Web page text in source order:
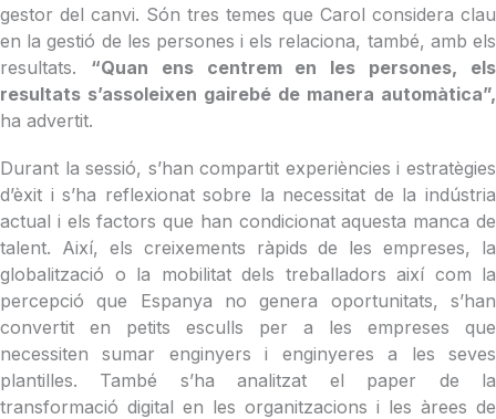
gestor del canvi. Són tres temes que Carol considera clau
en la gestió de les persones i els relaciona, també, amb els
resultats. “Quan ens centrem en les persones, els
resultats s’assoleixen gairebé de manera automàtica”,
ha advertit.
Durant la sessió, s’han compartit experiències i estratègies
d’èxit i s’ha reflexionat sobre la necessitat de la indústria
actual i els factors que han condicionat aquesta manca de
talent. Així, els creixements ràpids de les empreses, la
globalització o la mobilitat dels treballadors així com la
percepció que Espanya no genera oportunitats, s’han
convertit en petits esculls per a les empreses que
necessiten sumar enginyers i enginyeres a les seves
plantilles. També s’ha analitzat el paper de la
transformació digital en les organitzacions i les àrees de